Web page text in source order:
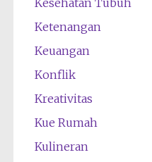
Ketenangan
Keuangan
Konflik
Kreativitas
Kue Rumah
Kulineran